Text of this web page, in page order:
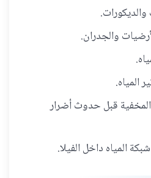
والجدران.
المياه.
قبل حدوث أضرار
المياه داخل الفيلا.